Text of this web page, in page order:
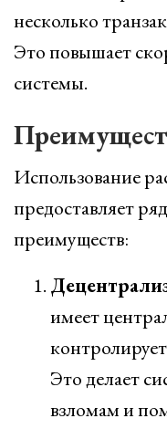
несколько
Это повышает
системы.
Использование
предоставляет
преимуществ:
имеет
Это делает
взломам и